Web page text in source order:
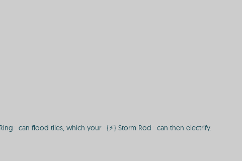
can flood tiles, which your `{⚡} Storm Rod` can then electrify.